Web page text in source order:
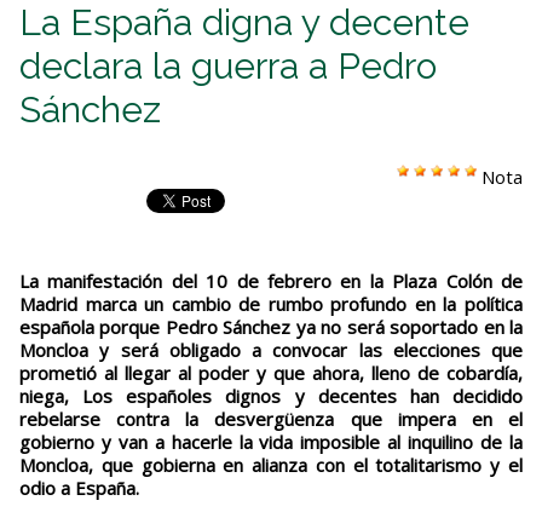
La España digna y decente
declara la guerra a Pedro
Sánchez
Nota
La manifestación del 10 de febrero en la Plaza Colón de
Madrid marca un cambio de rumbo profundo en la política
española porque Pedro Sánchez ya no será soportado en la
Moncloa y será obligado a convocar las elecciones que
prometió al llegar al poder y que ahora, lleno de cobardía,
niega, Los españoles dignos y decentes han decidido
rebelarse contra la desvergüenza que impera en el
gobierno y van a hacerle la vida imposible al inquilino de la
Moncloa, que gobierna en alianza con el totalitarismo y el
odio a España.